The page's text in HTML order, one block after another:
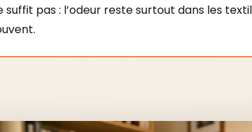
suffit pas : l’odeur reste surtout dans les